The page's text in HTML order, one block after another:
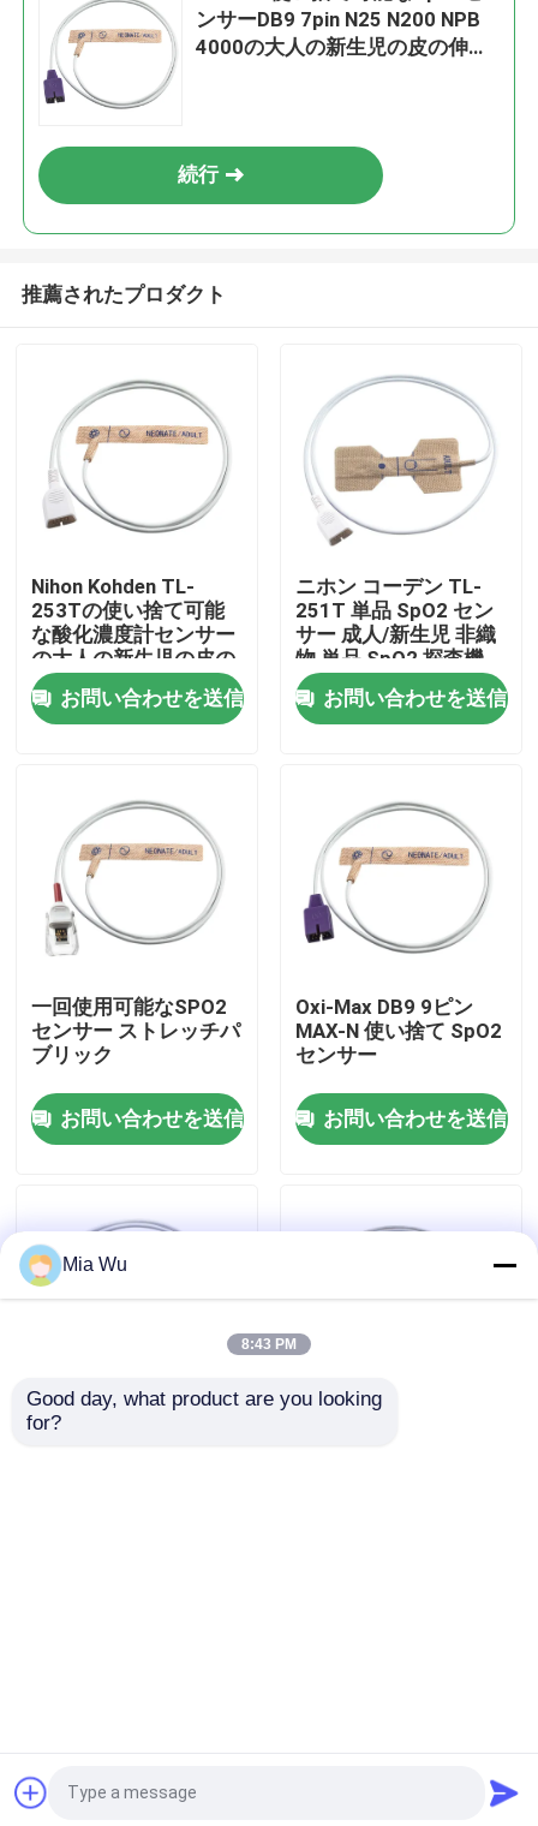
家
プロダクト
工場旅行
品質管理
ニュース
場合
再使用可能なspO2センサー
使い捨て可能なSPO2センサー
SpO2センサー ケーブル
ECGの電極のコネクター
ンサーDB9 7pin N25 N200 NPB
4000の大人の新生児の皮の伸縮
続行
推薦されたプロダクト
Nihon Kohden TL-
253Tの使い捨て可能
な酸化濃度計センサー
の大人の新生児の皮の
伸縮織物
お問い合わせを送信
ニホン コーデン TL-
251T 単品 SpO2 セン
サー 成人/新生児 非織
物 単品 SpO2 探査機
お問い合わせを送信
一回使用可能なSPO2
センサー ストレッチパ
ブリック
お問い合わせを送信
Oxi-Max DB9 9ピン
MAX-N 使い捨て SpO2
センサー
お問い合わせを送信
for M-asi-moの脈拍の
場.Copyright © 2026 Shenzhen Best Electronics
Mia Wu
8:43 PM
Good day, what product are you looking
for?